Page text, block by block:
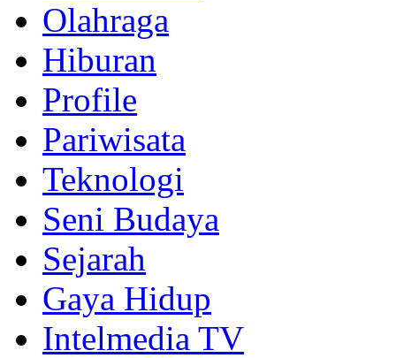
Olahraga
Hiburan
Profile
Pariwisata
Teknologi
Seni Budaya
Sejarah
Gaya Hidup
Intelmedia TV